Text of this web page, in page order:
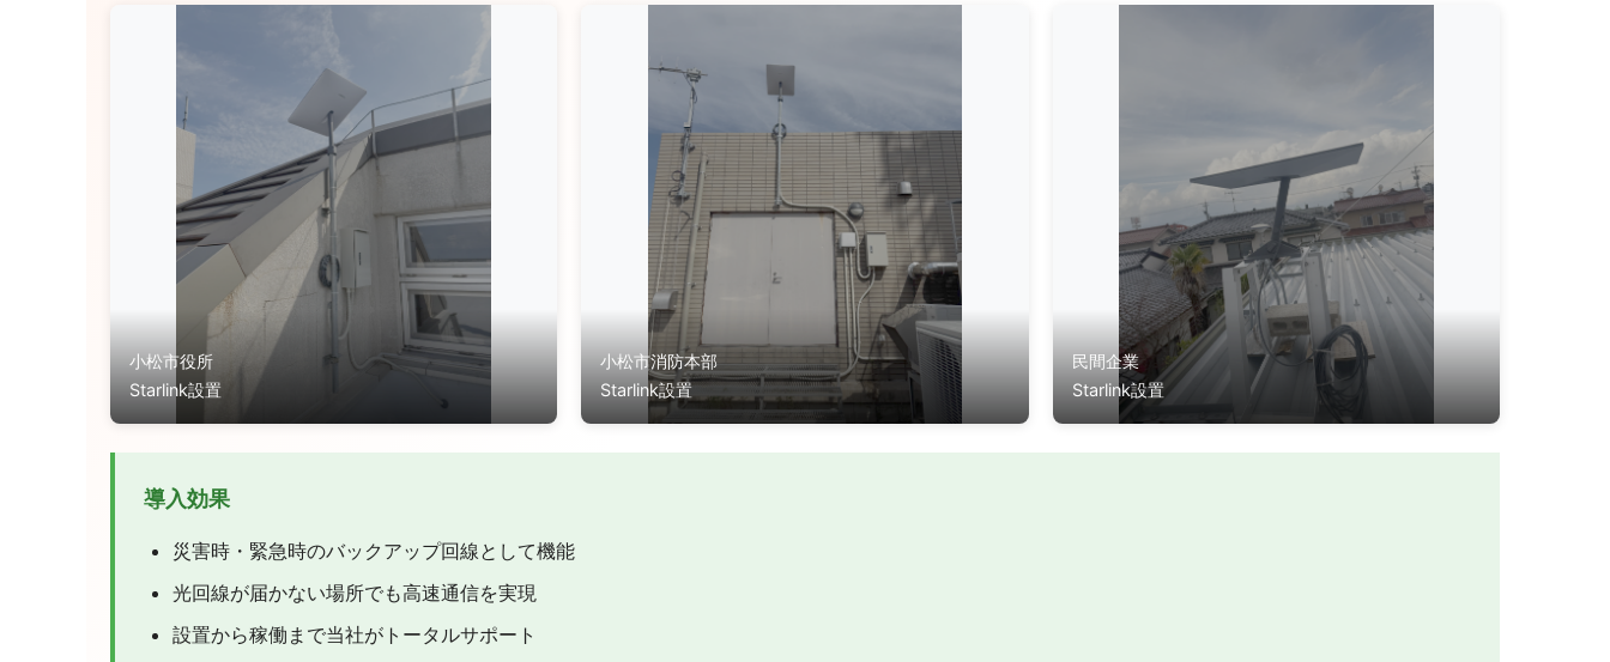
小松市役所
Starlink設置
小松市消防本部
Starlink設置
民間企業
Starlink設置
導入効果
災害時・緊急時のバックアップ回線として機能
光回線が届かない場所でも高速通信を実現
設置から稼働まで当社がトータルサポート